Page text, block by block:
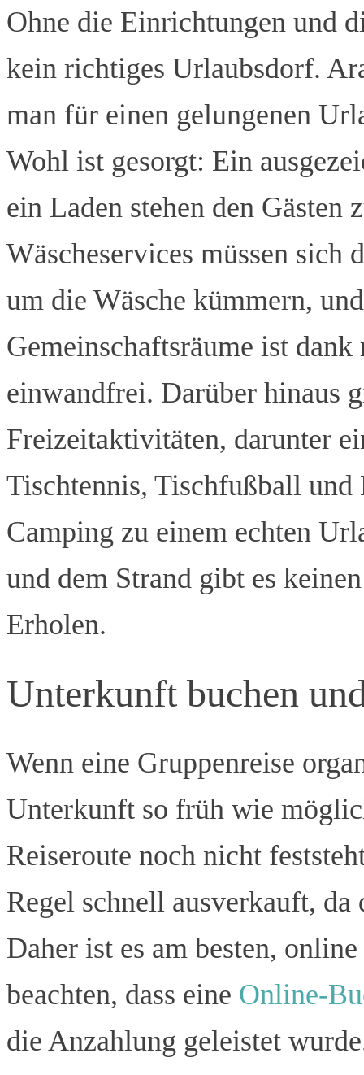
Ohne die Einrichtungen und
kein richtiges Urlaubsdorf.
man für einen gelungenen
Wohl ist gesorgt: Ein
ein Laden stehen den Gästen
Wäscheservices müssen
um die Wäsche kümmern,
Gemeinschaftsräume ist
einwandfrei. Darüber hinaus
Freizeitaktivitäten, darunter
Tischtennis, Tischfußball
Camping zu einem echten
und dem Strand gibt es
Erholen.
Unterkunft buchen
Wenn eine Gruppenreise
Unterkunft so früh wie
Reiseroute noch nicht
Regel schnell ausverkauft,
Daher ist es am besten,
beachten, dass eine Online-
die Anzahlung geleistet